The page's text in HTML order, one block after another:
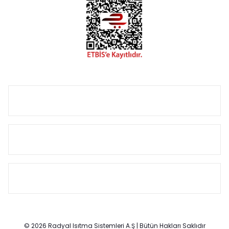
çözümler oluşturmaktadır.
Size özel olarak üretilen Radyatör ve havlupan seçerken
yardıma ihtiyacınız olduğunda,0850 308 08 08
hattımızdan bizlere ulaşabilirsiniz.
© 2026 Radyal Isıtma Sistemleri A.Ş | Bütün Hakları Saklıdır